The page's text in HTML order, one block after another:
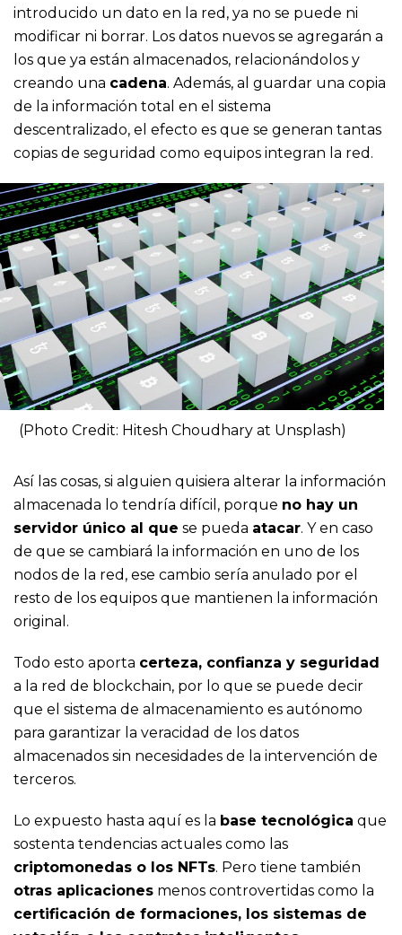
introducido un dato en la red, ya no se puede ni
modificar ni borrar. Los datos nuevos se agregarán a
los que ya están almacenados, relacionándolos y
creando una cadena. Además, al guardar una copia
de la información total en el sistema
descentralizado, el efecto es que se generan tantas
copias de seguridad como equipos integran la red.
(Photo Credit: Hitesh Choudharyat Unsplash)
Así las cosas, si alguien quisiera alterar la información
almacenada lo tendría difícil, porque no hay un
servidor único al que se pueda atacar. Y en caso
de que se cambiará la información en uno de los
nodos de la red, ese cambio sería anulado por el
resto de los equipos que mantienen la información
original.
Todo esto aporta certeza, confianza y seguridad
a la red de blockchain, por lo que se puede decir
que el sistema de almacenamiento es autónomo
para garantizar la veracidad de los datos
almacenados sin necesidades de la intervención de
terceros.
Lo expuesto hasta aquí es la base tecnológica que
sostenta tendencias actuales como las
criptomonedas o los NFTs. Pero tiene también
otras aplicaciones menos controvertidas como la
certificación de formaciones, los sistemas de